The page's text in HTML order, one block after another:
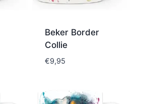
Beker Border
Collie
€9,95